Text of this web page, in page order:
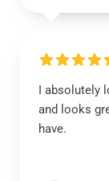
I absolutely
and looks
have.